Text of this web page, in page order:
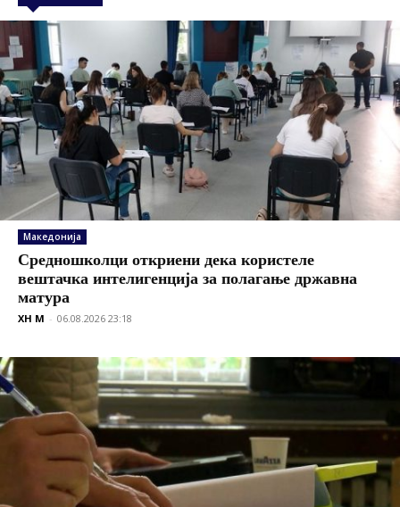
Македонија
Средношколци откриени дека користеле
вештачка интелигенција за полагање државна
матура
XH M - 06.08.2026 23:18